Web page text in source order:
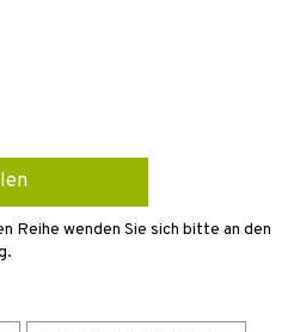
Reihe wenden Sie sich bitte an den